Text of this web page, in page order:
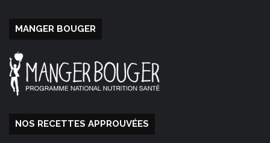
MANGER BOUGER
NOS RECETTES APPROUVÉES